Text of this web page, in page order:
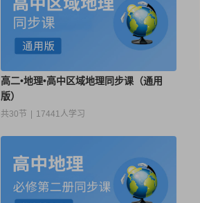
高二•地理•高中区域地理同步课（通用
版）
共30节 17441人学习